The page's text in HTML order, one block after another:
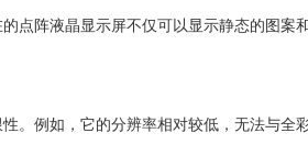
点阵液晶显示屏不仅可以显示静态的图
。例如，它的分辨率相对较低，无法与